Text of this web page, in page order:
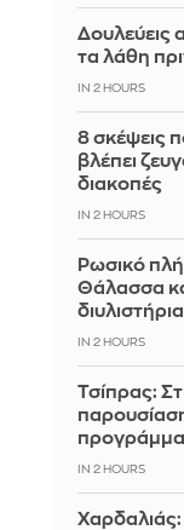
Δουλεύεις
τα λάθη
IN 2 HOURS
8 σκέψεις
βλέπει
διακοπές
IN 2 HOURS
Ρωσικό
Θάλασσα
διυλιστήρια
IN 2 HOURS
Τσίπρας:
IN 2 HOURS
Χαρδαλιάς: